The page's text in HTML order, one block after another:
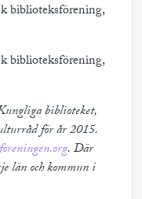
biblioteksförening,
biblioteksförening,
biblioteket,
för år 2015.
. Där
län och kommun i